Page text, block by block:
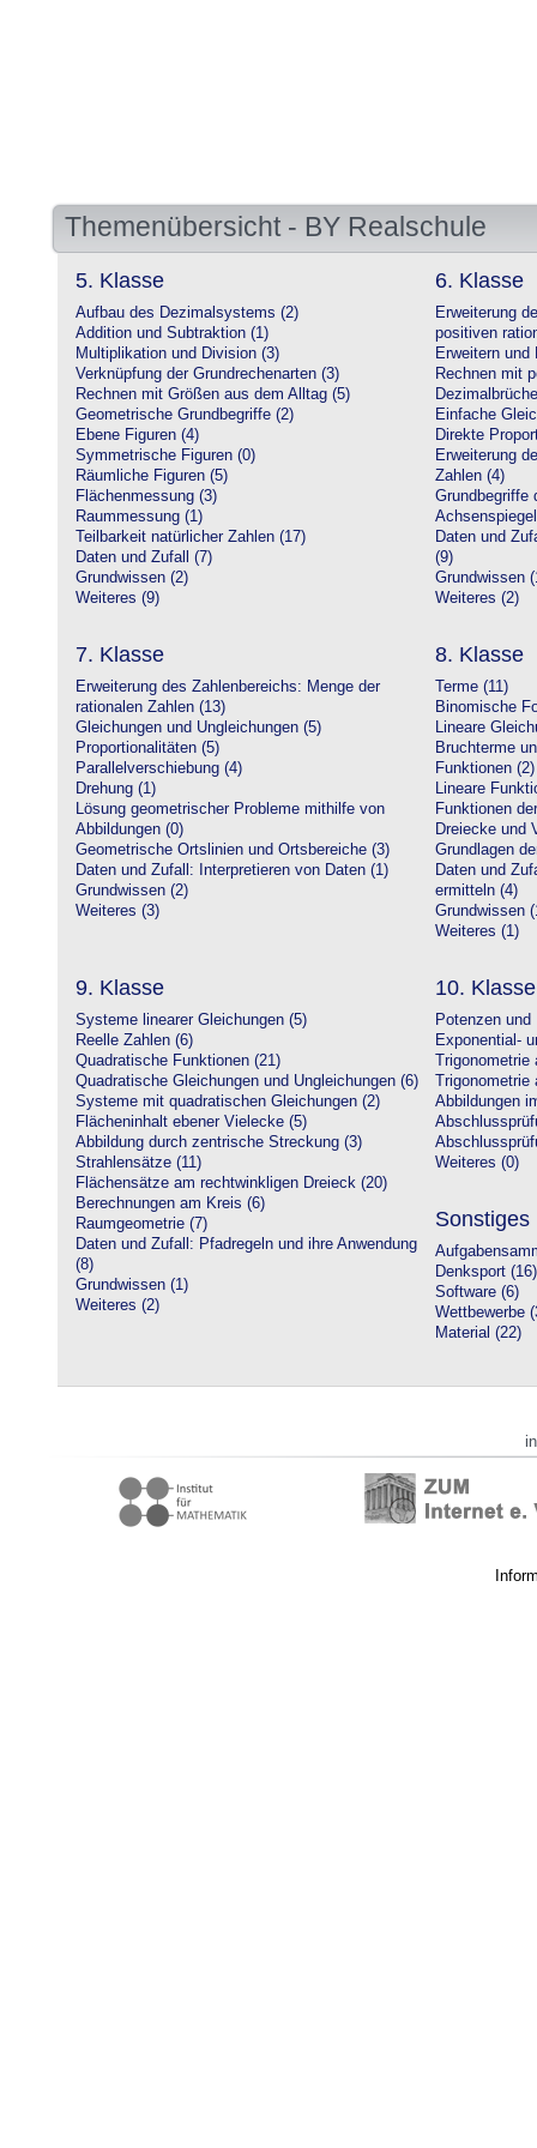
Themenübersicht - BY Realschule
5. Klasse
Aufbau des Dezimalsystems (2)
Addition und Subtraktion (1)
Multiplikation und Division (3)
Verknüpfung der Grundrechenarten (3)
Rechnen mit Größen aus dem Alltag (5)
Geometrische Grundbegriffe (2)
Ebene Figuren (4)
Symmetrische Figuren (0)
Räumliche Figuren (5)
Flächenmessung (3)
Raummessung (1)
Teilbarkeit natürlicher Zahlen (17)
Daten und Zufall (7)
Grundwissen (2)
Weiteres (9)
6. Klasse
Erweiterung
positiven
Erweitern und
Rechnen mit
Einfache
Direkte
Erweiterung
Zahlen (4)
Grundbegriffe
Daten und
(9)
Grundwissen
Weiteres (2)
7. Klasse
Erweiterung des Zahlenbereichs: Menge der
rationalen Zahlen (13)
Gleichungen und Ungleichungen (5)
Proportionalitäten (5)
Parallelverschiebung (4)
Drehung (1)
Lösung geometrischer Probleme mithilfe von
Abbildungen (0)
Geometrische Ortslinien und Ortsbereiche (3)
Daten und Zufall: Interpretieren von Daten (1)
Grundwissen (2)
Weiteres (3)
8. Klasse
Terme (11)
Binomische
Lineare
Bruchterme
Funktionen (2)
Lineare
Funktionen
Dreiecke und
Grundlagen
Daten und
ermitteln (4)
Grundwissen
Weiteres (1)
9. Klasse
Systeme linearer Gleichungen (5)
Reelle Zahlen (6)
Quadratische Funktionen (21)
Quadratische Gleichungen und Ungleichungen (6)
Systeme mit quadratischen Gleichungen (2)
Flächeninhalt ebener Vielecke (5)
Abbildung durch zentrische Streckung (3)
Strahlensätze (11)
Flächensätze am rechtwinkligen Dreieck (20)
Berechnungen am Kreis (6)
Raumgeometrie (7)
Daten und Zufall: Pfadregeln und ihre Anwendung
(8)
Grundwissen (1)
Weiteres (2)
10. Klasse
Potenzen
Exponential-
Abbildungen
Weiteres (0)
Sonstiges
Denksport (16)
Software (6)
Wettbewerbe
Material (22)